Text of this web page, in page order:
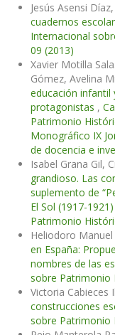
Jesús Asensi Díaz,
cuadernos
Internacional
09 (2013)
Xavier Motilla
Gómez, Avelina
educación infantil
protagonistas ,
Patrimonio
Monográfico IX
de docencia e
Isabel Grana Gil,
grandioso. Las
suplemento de
El Sol (1917-1921)
Patrimonio
Heliodoro
en España:
nombres de las
sobre Patrimonio
Victoria Cabieces
construcciones
sobre Patrimonio